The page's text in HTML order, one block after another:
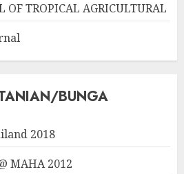
OF TROPICAL AGRICULTURAL
BUNGA
2018
MAHA 2012